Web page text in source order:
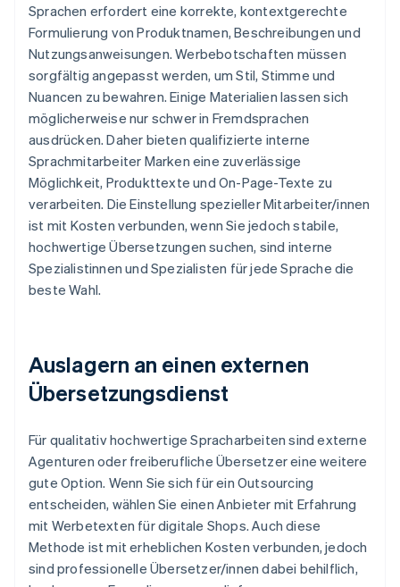
Sprachen erfordert eine korrekte, kontextgerechte
Formulierung von Produktnamen, Beschreibungen und
Nutzungsanweisungen. Werbebotschaften müssen
sorgfältig angepasst werden, um Stil, Stimme und
Nuancen zu bewahren. Einige Materialien lassen sich
möglicherweise nur schwer in Fremdsprachen
ausdrücken. Daher bieten qualifizierte interne
Sprachmitarbeiter Marken eine zuverlässige
Möglichkeit, Produkttexte und On-Page-Texte zu
verarbeiten. Die Einstellung spezieller Mitarbeiter/innen
ist mit Kosten verbunden, wenn Sie jedoch stabile,
hochwertige Übersetzungen suchen, sind interne
Spezialistinnen und Spezialisten für jede Sprache die
beste Wahl.
Auslagern an einen externen
Übersetzungsdienst
Für qualitativ hochwertige Spracharbeiten sind externe
Agenturen oder freiberufliche Übersetzer eine weitere
gute Option. Wenn Sie sich für ein Outsourcing
entscheiden, wählen Sie einen Anbieter mit Erfahrung
mit Werbetexten für digitale Shops. Auch diese
Methode ist mit erheblichen Kosten verbunden, jedoch
sind professionelle Übersetzer/innen dabei behilflich,